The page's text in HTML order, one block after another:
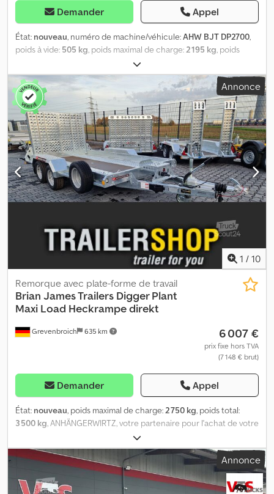
Demander Appel
État: nouveau, numéro de machine/véhicule:AHW BJT DP2700,
poids à vide: 505 kg, poids maximal de charge:2 195 kg, poids
, longueur de l'espace de chargement:
largeur de l’espace de chargement:1 300 mm, disponible
immédiatement pour le transport de machines de chantier ou de
mini-excavateurs. Remorque-plateau Cargo Digger Plant 2,
dimensions : 2 800 x 1 300 x 150 cm, poids : 2 700 kg, modèle avec
éclairage LED. Remorque à sellette tandem, châssis en V, freinage
par inertie, pneumatiques 14 ", hauteur de la plateforme de
chargement : 38 cm, benne en acier galvanisé avec plancher en
acier perforé, conformément à la norme DIN, sangles d’arrimage,
support de pelle monté, rampes d’accès en acier, pliantes et
coulissantes, roue de support… Prenez rendez-vous dès
maintenant pour récupérer votre commande en appelant le
07.26 \ 543-0110 VERSION 29002
Annonce
1 / 10
Grevenbroich 635 km
Remorque avec plate-forme de travail
Brian James Trailers Digger Plant
Maxi Load Heckrampe direkt
6 007 €
prix fixe hors TVA
(7 148 € brut)
Demander Appel
État: nouveau, poids maximal de charge: 2 750 kg, poids total:
3 500 kg , ANHÄNGERWIRTZ, votre partenaire pour l'achat de votre
nouvelle remorque, vous propose des marques réputées à des
prix avantageux, directement du fabricant ! Plus de 800 nouvelles
remorques en stock. Plus de 130 remorques d'occasion en
permanence disponibles. Exemple sans engagement : dans la
limite des stocks disponibles ! Plateau pour transport de
Annonce